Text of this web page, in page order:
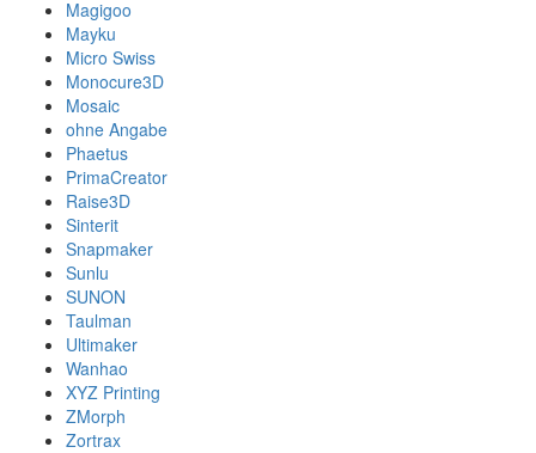
Magigoo
Mayku
Micro Swiss
Monocure3D
Mosaic
ohne Angabe
Phaetus
PrimaCreator
Raise3D
Sinterit
Snapmaker
Sunlu
SUNON
Taulman
Ultimaker
Wanhao
XYZ Printing
ZMorph
Zortrax